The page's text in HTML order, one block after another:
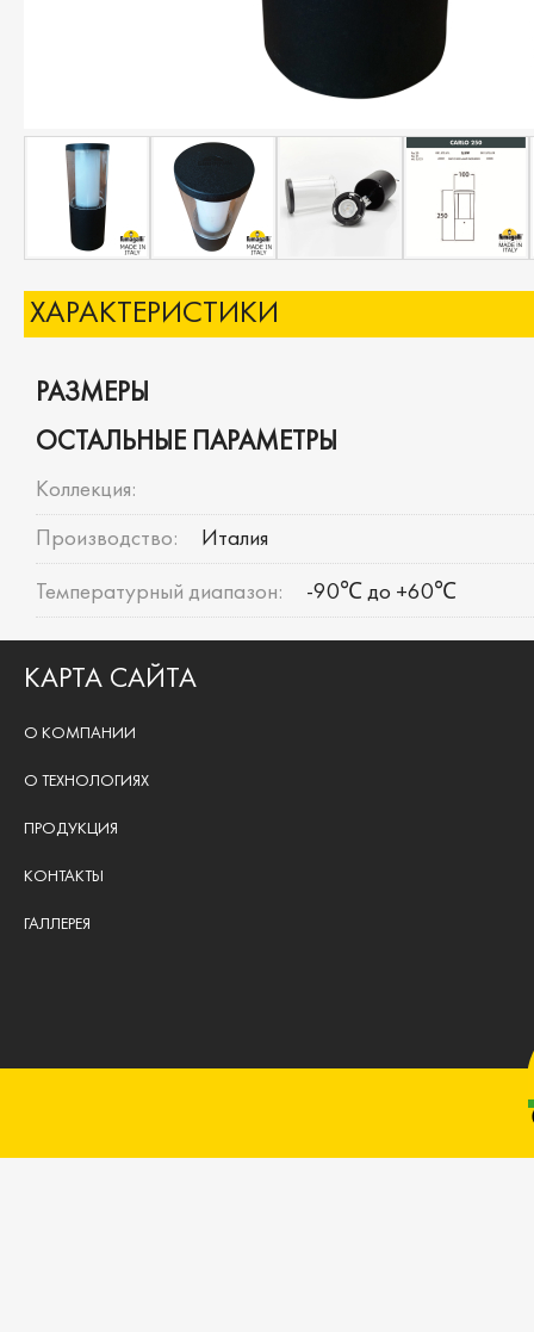
ХАРАКТЕРИСТИКИ
РАЗМЕРЫ
ОСТАЛЬНЫЕ ПАРАМЕТРЫ
Коллекция:
Производство: Италия
Температурный диапазон: -90℃ до +60℃
КАРТА САЙТА
О КОМПАНИИ
О ТЕХНОЛОГИЯХ
ПРОДУКЦИЯ
КОНТАКТЫ
ГАЛЛЕРЕЯ